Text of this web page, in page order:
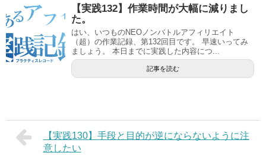
【実践132】作業時間が大幅に減りまし
た。
はい、いつものNEOノンバトルアフィリエイト
（超）の作業記録、第132回目です。 早速いってみ
ましょう。 本日までに実践した内容につ...
記事を読む
【実践130】手段と目的が逆にならないように注
意したい